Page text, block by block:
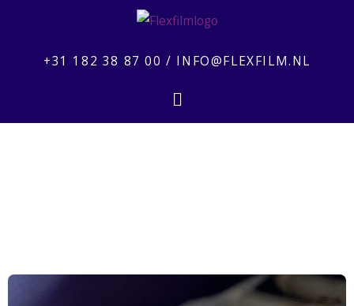
+31 182 38 87 00 / INFO@FLEXFILM.NL
Flyout
Menu